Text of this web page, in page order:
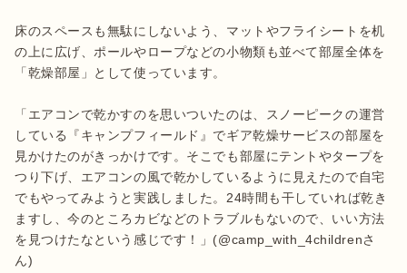
床のスペースも無駄にしないよう、マットやフライシートを机
の上に広げ、ポールやロープなどの小物類も並べて部屋全体を
「乾燥部屋」として使っています。
「エアコンで乾かすのを思いついたのは、スノーピークの運営
している『キャンプフィールド』でギア乾燥サービスの部屋を
見かけたのがきっかけです。そこでも部屋にテントやタープを
つり下げ、エアコンの風で乾かしているように見えたので自宅
でもやってみようと実践しました。24時間も干していれば乾き
ますし、今のところカビなどのトラブルもないので、いい方法
を見つけたなという感じです！」(@camp_with_4childrenさ
ん)